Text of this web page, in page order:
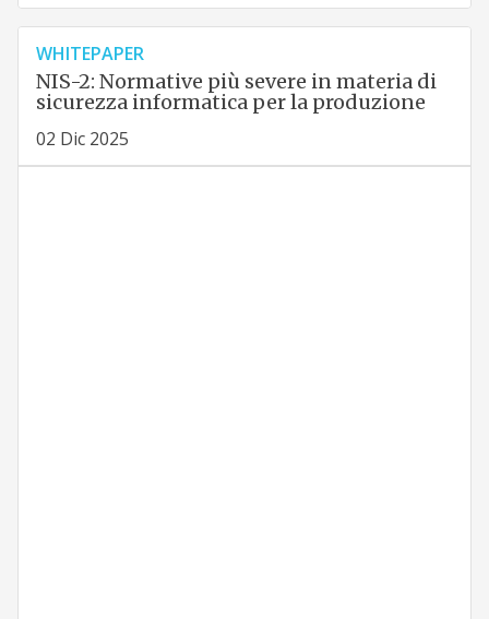
WHITEPAPER
NIS-2: Normative più severe in materia di
sicurezza informatica per la produzione
02 Dic 2025